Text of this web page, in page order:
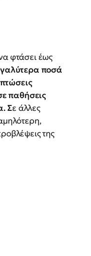
φτάσει έως
ποσά
παθήσεις
Σε άλλες
της